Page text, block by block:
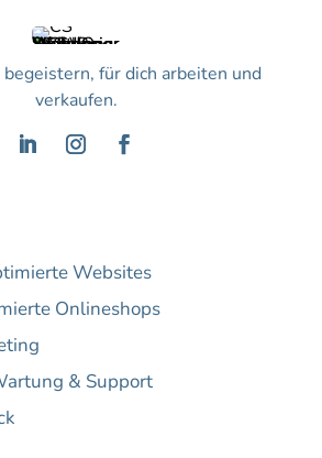
für dich arbeiten und
verkaufen.
Websites
Onlineshops
& Support